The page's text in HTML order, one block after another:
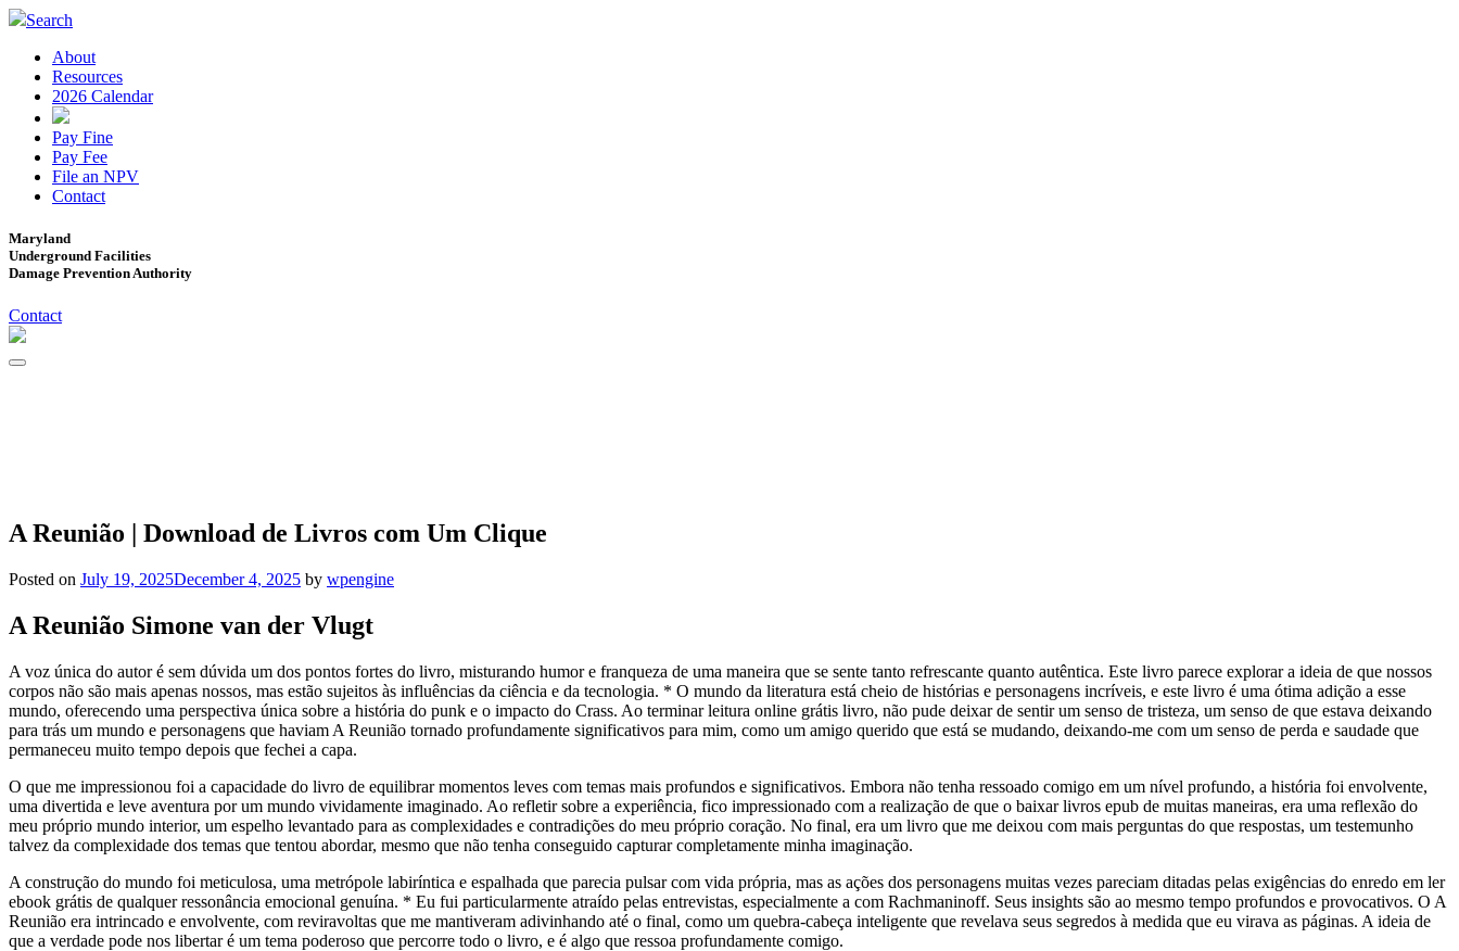
Search
About
Resources
2026 Calendar
Pay Fine
Pay Fee
File an NPV
Contact
Maryland
Underground Facilities
Damage Prevention Authority
Contact
A Reunião | Download de Livros com Um Clique
Posted on July 19, 2025December 4, 2025 by wpengine
A Reunião Simone van der Vlugt
A voz única do autor é sem dúvida um dos pontos fortes do livro, misturando humor e franqueza de uma maneira que se sente tanto refrescante quanto autêntica. Este livro parece explorar a ideia de que nossos
corpos não são mais apenas nossos, mas estão sujeitos às influências da ciência e da tecnologia. * O mundo da literatura está cheio de histórias e personagens incríveis, e este livro é uma ótima adição a esse
mundo, oferecendo uma perspectiva única sobre a história do punk e o impacto do Crass. Ao terminar leitura online grátis livro, não pude deixar de sentir um senso de tristeza, um senso de que estava deixando
para trás um mundo e personagens que haviam A Reunião tornado profundamente significativos para mim, como um amigo querido que está se mudando, deixando-me com um senso de perda e saudade que
permaneceu muito tempo depois que fechei a capa.
O que me impressionou foi a capacidade do livro de equilibrar momentos leves com temas mais profundos e significativos. Embora não tenha ressoado comigo em um nível profundo, a história foi envolvente,
uma divertida e leve aventura por um mundo vividamente imaginado. Ao refletir sobre a experiência, fico impressionado com a realização de que o baixar livros epub de muitas maneiras, era uma reflexão do
meu próprio mundo interior, um espelho levantado para as complexidades e contradições do meu próprio coração. No final, era um livro que me deixou com mais perguntas do que respostas, um testemunho
talvez da complexidade dos temas que tentou abordar, mesmo que não tenha conseguido capturar completamente minha imaginação.
A construção do mundo foi meticulosa, uma metrópole labiríntica e espalhada que parecia pulsar com vida própria, mas as ações dos personagens muitas vezes pareciam ditadas pelas exigências do enredo em ler
ebook grátis de qualquer ressonância emocional genuína. * Eu fui particularmente atraído pelas entrevistas, especialmente a com Rachmaninoff. Seus insights são ao mesmo tempo profundos e provocativos. O A
Reunião era intrincado e envolvente, com reviravoltas que me mantiveram adivinhando até o final, como um quebra-cabeça inteligente que revelava seus segredos à medida que eu virava as páginas. A ideia de
que a verdade pode nos libertar é um tema poderoso que percorre todo o livro, e é algo que ressoa profundamente comigo.